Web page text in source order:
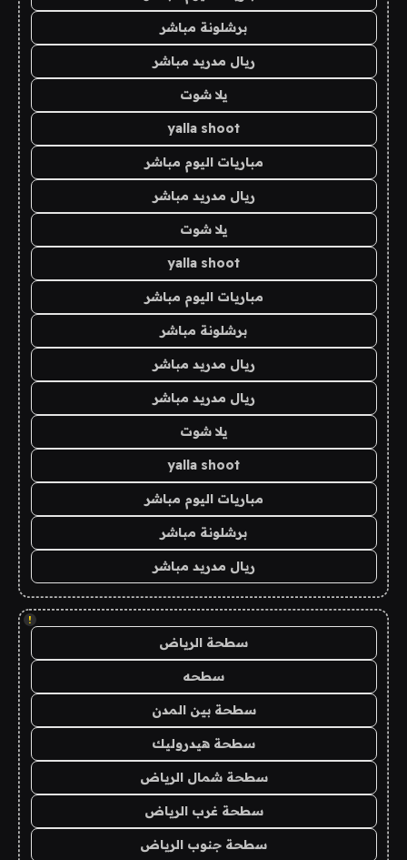
برشلونة مباشر
ريال مدريد مباشر
يلا شوت
yalla shoot
مباريات اليوم مباشر
ريال مدريد مباشر
يلا شوت
yalla shoot
مباريات اليوم مباشر
برشلونة مباشر
ريال مدريد مباشر
ريال مدريد مباشر
يلا شوت
yalla shoot
مباريات اليوم مباشر
برشلونة مباشر
ريال مدريد مباشر
!
سطحة الرياض
سطحه
سطحة بين المدن
سطحة هيدروليك
سطحة شمال الرياض
سطحة غرب الرياض
سطحة جنوب الرياض